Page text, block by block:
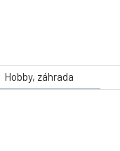
Hobby, záhrada